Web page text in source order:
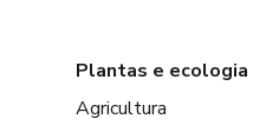
Plantas e ecologia
Agricultura